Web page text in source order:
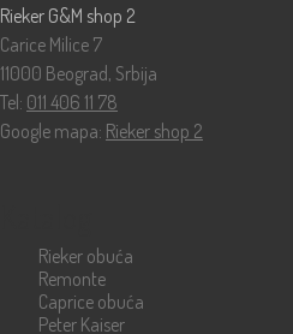
Rieker G&M shop 2
Carice Milice 7
11000 Beograd, Srbija
Tel: 011 406 11 78
Google mapa: Rieker shop 2
Rieker obuća
Remonte
Caprice obuća
Peter Kaiser